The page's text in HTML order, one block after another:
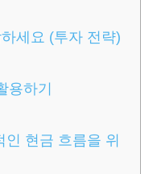
세요 (투자 전략)
용하기
인 현금 흐름을 위